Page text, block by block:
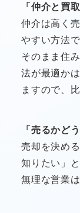
「仲介と買
仲介は高く
やすい方法
そのまま住
法が最適か
ますので、
「売るかど
売却を決め
知りたい」
無理な営業